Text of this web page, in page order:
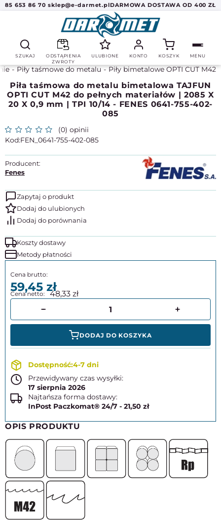
85 653 86 70 sklep@e-darmet.plDARMOWA DOSTAWA OD 400 ZŁ
SZUKAJ
ODSTĄPIENIA
ZWROTY
ULUBIONE KONTO KOSZYK MENU
Piły taśmowe do metalu Piły bimetalowe OPTI CUT M42
Piła taśmowa do metalu bimetalowa TAJFUN
OPTI CUT M42 do pełnych materiałów | 2085 X
20 X 0,9 mm | TPI 10/14 - FENES 0641-755-402-
085
(0) opinii
FEN_0641-755-402-085
Producent:
Fenes
Zapytaj o produkt
Koszty dostawy
Metody płatności
59,45 48,33
DODAJ DO KOSZYKA
4-7 dni
Przewidywany czas wysyłki:
17 sierpnia 2026
Najtańsza forma dostawy:
InPost Paczkomat® 24/7 - 21,50 zł
OPIS PRODUKTU